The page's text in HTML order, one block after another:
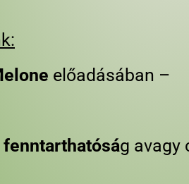
előadásában –
g avagy